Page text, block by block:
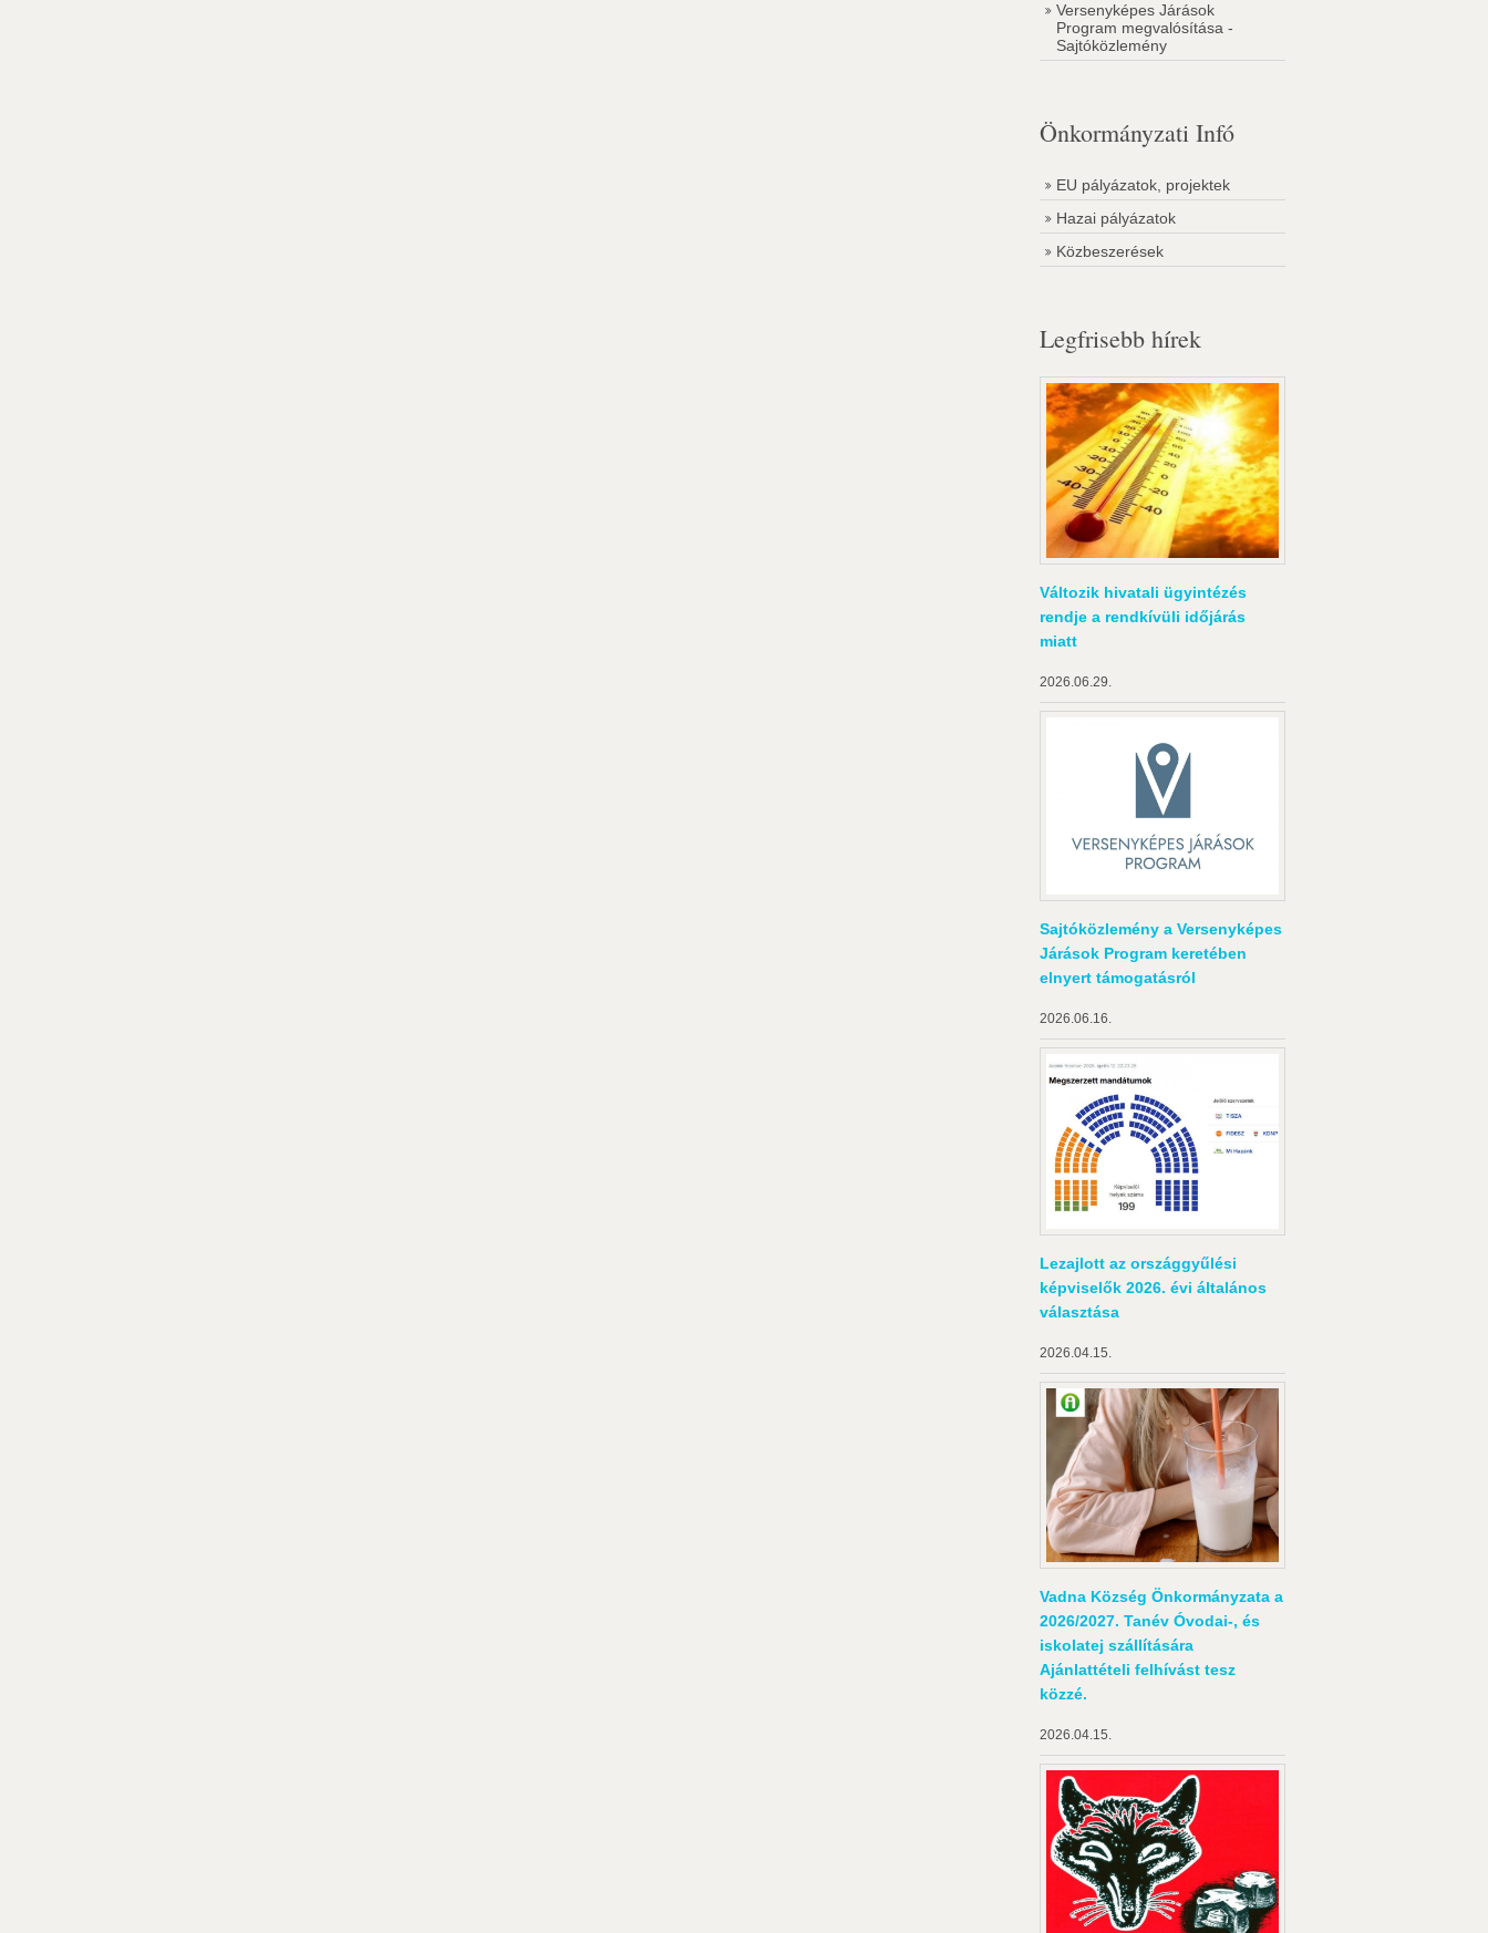
Versenyképes Járások
Program megvalósítása -
Sajtóközlemény
Önkormányzati Infó
EU pályázatok, projektek
Hazai pályázatok
Közbeszerések
Legfrisebb hírek
Változik hivatali ügyintézés
rendje a rendkívüli időjárás
miatt
2026.06.29.
Sajtóközlemény a Versenyképes
Járások Program keretében
elnyert támogatásról
2026.06.16.
Lezajlott az országgyűlési
képviselők 2026. évi általános
választása
2026.04.15.
Vadna Község Önkormányzata a
2026/2027. Tanév Óvodai-, és
iskolatej szállítására
Ajánlattételi felhívást tesz
közzé.
2026.04.15.